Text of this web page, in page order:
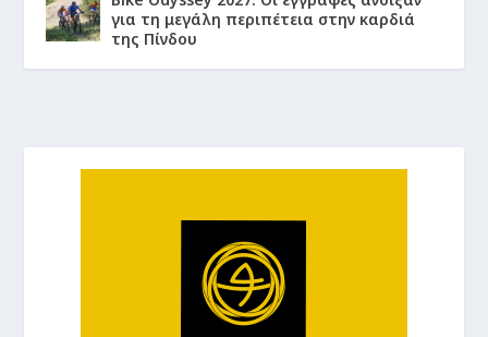
για τη μεγάλη περιπέτεια στην καρδιά
της Πίνδου